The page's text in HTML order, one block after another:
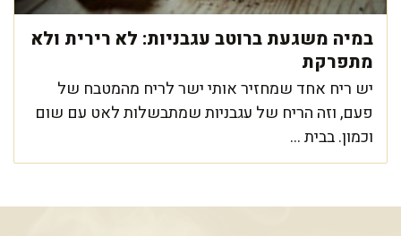
במיה משגעת ברוטב עגבניות: לא רירית ולא
מתפרקת
יש ריח אחד שמחזיר אותי ישר לריח מהמטבח של
פעם, וזה הריח של עגבניות שמתבשלות לאט עם שום
וכמון. בבית ...